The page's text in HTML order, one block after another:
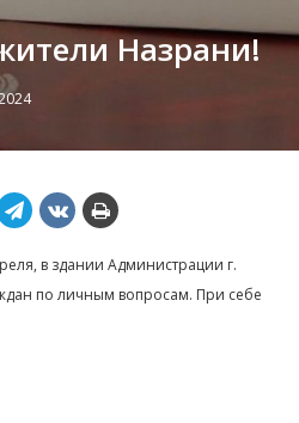
Назрани!
в здании Администрации г.
по личным вопросам. При себе